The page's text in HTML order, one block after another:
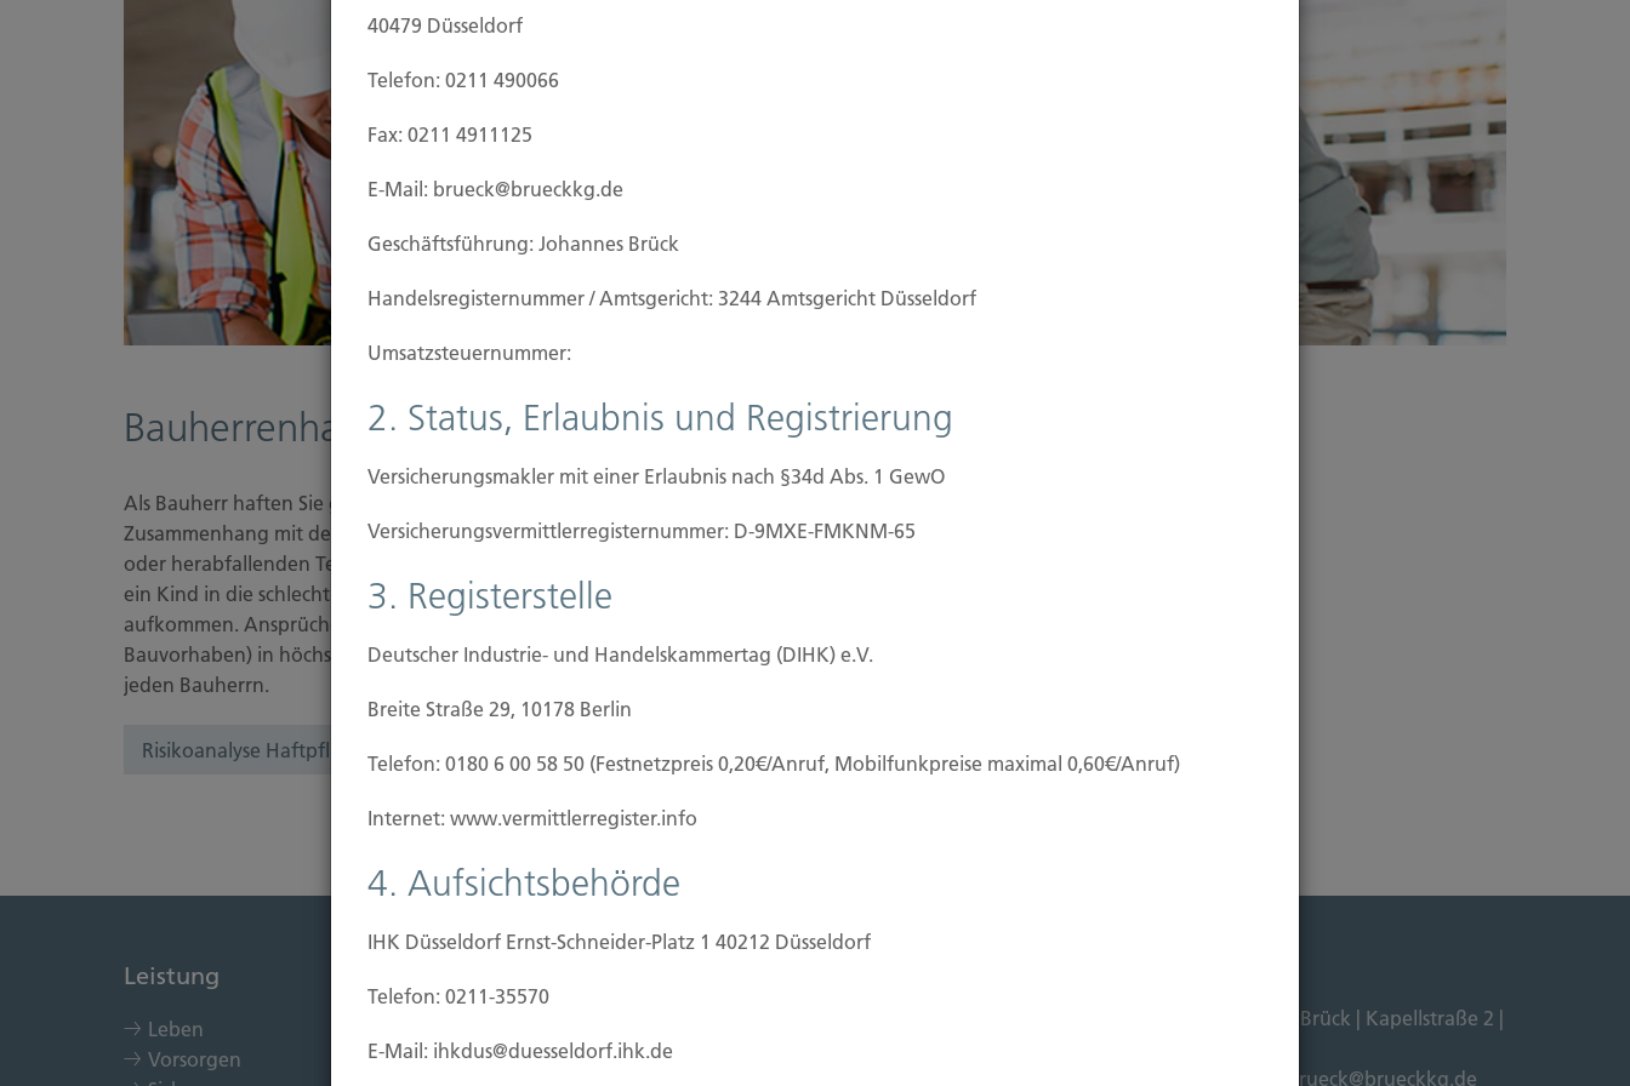
Bauherrenhaftpflicht-Versicherung
Als Bauherr haften Sie grundsätzlich ab Baubeginn und für alle Schäden, die Dritte im
Zusammenhang mit dem Bauobjekt erleiden. Wird zum Beispiel ein Passant von umstürzenden
oder herabfallenden Teilen verletzt, das Nachbarhaus beschädigt, ein PKW demoliert oder fällt
ein Kind in die schlecht ausgeleuchtete Baugrube, muss der Bauherr für den Schaden
aufkommen. Ansprüche Dritter können Ihre wirtschaftliche Existenz (und damit auch das
Bauvorhaben) in höchstem Maß gefährden. Deshalb ist dieser Versicherungsschutz ein Muss für
jeden Bauherrn.
Risikoanalyse Haftpflichtversicherung
Leistung
Leben
Vorsorgen
Baubeginn
| Inhaber: Dipl. Ökonom Johannes Brück | Kapellstraße 2 |
brueck@brueckkg.de
40479 Düsseldorf
Telefon: 0211 490066
Fax: 0211 4911125
E-Mail: brueck@brueckkg.de
Geschäftsführung: Johannes Brück
Handels­registernummer / Amtsgericht: 3244 Amtsgericht Düsseldorf
Umsatzsteuer­nummer:
2. Status, Erlaubnis und Registrierung
Versicherungsmakler mit einer Erlaubnis nach §34d Abs. 1 GewO
Versicherungs­vermittler­registernummer: D-9MXE-FMKNM-65
3. Registerstelle
Deutscher Industrie- und Handelskammertag (DIHK) e.V.
Breite Straße 29, 10178 Berlin
Telefon: 0180 6 00 58 50 (Festnetzpreis 0,20€/Anruf, Mobilfunkpreise maximal 0,60€/Anruf)
Internet: www.vermittlerregister.info
4. Aufsichtsbehörde
IHK Düsseldorf Ernst-Schneider-Platz 1 40212 Düsseldorf
Telefon: 0211-35570
E-Mail: ihkdus@duesseldorf.ihk.de